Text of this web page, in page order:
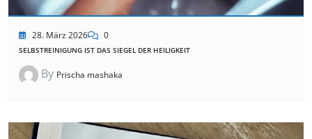
28. März 2026 0
SELBSTREINIGUNG IST DAS SIEGEL DER HEILIGKEIT
By Prischa mashaka